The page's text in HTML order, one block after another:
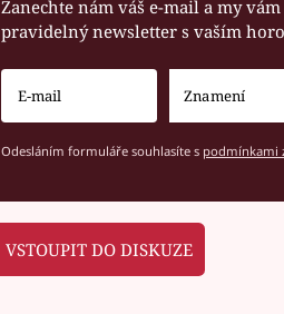
Zanechte nám váš e-mail a my
pravidelný newsletter s vaším
Odesláním formuláře souhlasíte s podmínkami
VSTOUPIT DO DISKUZE